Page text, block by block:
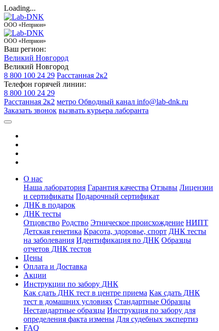
Loading...
ООО «Неприон»
ООО «Неприон»
Ваш регион:
Великий Новгород
Великий Новгород
8 800 100 24 29 Расстанная 2к2
Телефон горячей линии:
8 800 100 24 29
Расстанная 2к2 метро Обводный канал info@lab-dnk.ru
Заказать звонок вызвать курьера лаборанта
О нас
Наша лаборатория Гарантия качества Отзывы Лицензии
и сертификаты Подарочный сертификат
ДНК в подарок
ДНК тесты
Отцовство Родство Этническое происхождение НИПТ
Детская генетика Красота, здоровье, спорт ДНК тесты
на заболевания Идентификация по ДНК Образцы
отчетов ДНК тестов
Цены
Оплата и Доставка
Акции
Инструкции по забору ДНК
Как сдать ДНК тест в центре приема Как сдать ДНК
тест в домашних условиях Стандартные Образцы
Нестандартные образцы Инструкция по забору для
определения факта измены Для судебных экспертиз
FAQ